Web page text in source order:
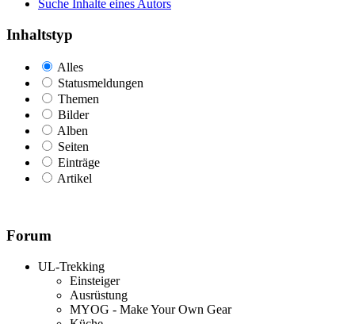
Suche Inhalte eines Autors
Inhaltstyp
Alles
Statusmeldungen
Themen
Bilder
Alben
Seiten
Einträge
Artikel
Forum
UL-Trekking
Einsteiger
Ausrüstung
MYOG - Make Your Own Gear